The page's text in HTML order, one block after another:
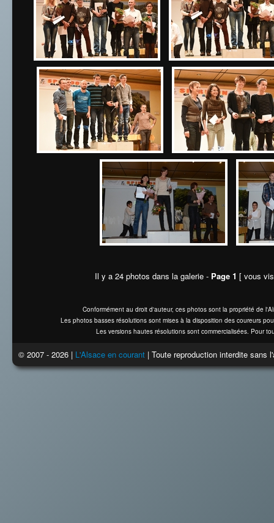
Il y a 24 photos dans la galerie - Page 1 [ vous
Conformément au droit d'auteur, ces photos sont la propriété de
Les photos basses résolutions sont mises à la disposition des coureurs
Les versions hautes résolutions sont commercialisées. Pour
© 2007 - 2026 | L'Alsace en courant | Toute reproduction interdite sans